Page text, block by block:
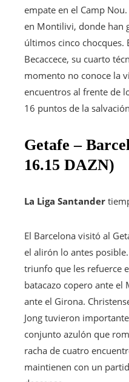
empate en el Camp
en Montilivi, donde han
últimos cinco chocques.
Becaccece, su cuarto
momento no conoce la
encuentros al frente de
16 puntos de la
Getafe –
16.15 DAZN)
La Liga Santander
El Barcelona visitó al
el alirón lo antes
triunfo que les refuerce
batacazo copero ante el
ante el Girona.
Jong tuvieron
conjunto azulón que
racha de cuatro
maintienen con un